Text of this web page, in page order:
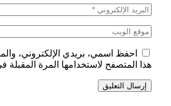
احفظ اسمي، بريدي الإلكتروني،
هذا المتصفح لاستخدامها المرة المقبلة